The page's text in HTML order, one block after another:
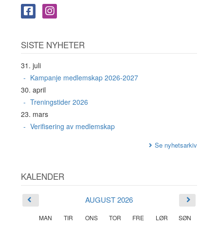
SISTE NYHETER
31. juli
Kampanje medlemskap 2026-2027
30. april
Treningstider 2026
23. mars
Verifisering av medlemskap
Se nyhetsarkiv
KALENDER
AUGUST 2026
MAN TIR ONS TOR FRE LØR SØN